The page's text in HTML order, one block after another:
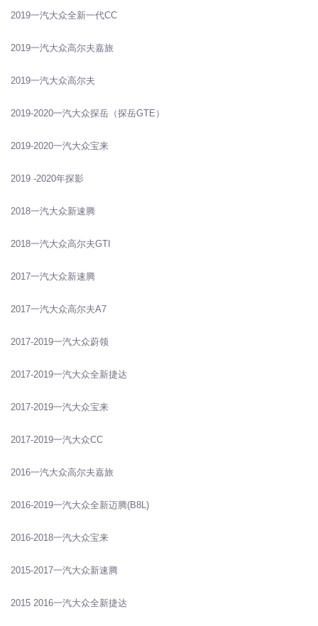
2019一汽大众全新一代CC
2019一汽大众高尔夫嘉旅
2019一汽大众高尔夫
2019-2020一汽大众探岳（探岳GTE）
2019-2020一汽大众宝来
2019 -2020年探影
2018一汽大众新速腾
2018一汽大众高尔夫GTI
2017一汽大众新速腾
2017一汽大众高尔夫A7
2017-2019一汽大众蔚领
2017-2019一汽大众全新捷达
2017-2019一汽大众宝来
2017-2019一汽大众CC
2016一汽大众高尔夫嘉旅
2016-2019一汽大众全新迈腾(B8L)
2016-2018一汽大众宝来
2015-2017一汽大众新速腾
2015 2016一汽大众全新捷达